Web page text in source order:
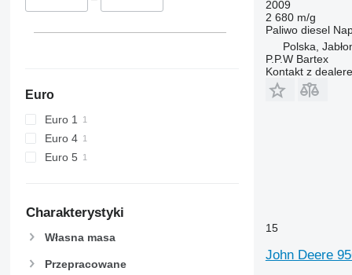
Euro
Euro 1
Euro 4
Euro 5
Charakterystyki
Własna masa
Przepracowane
2009
2 680 m/g
Paliwo diesel
Polska,
P.P.W Bartex
Kontakt z
15
John Deere